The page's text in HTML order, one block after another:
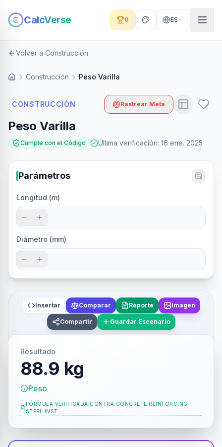
CalcVerse 0 ES
Volver a Construcción
Construcción Peso Varilla
CONSTRUCCIÓN Rastrear Meta
Peso Varilla
Cumple con el Código Última verificación: 16 ene. 2025
Parámetros
Longitud (m)
Diámetro (mm)
Insertar Comparar Reporte Imagen
Compartir Guardar Escenario
Resultado
88.9 kg
Peso
FÓRMULA VERIFICADA CONTRA CONCRETE REINFORCING
STEEL INST.